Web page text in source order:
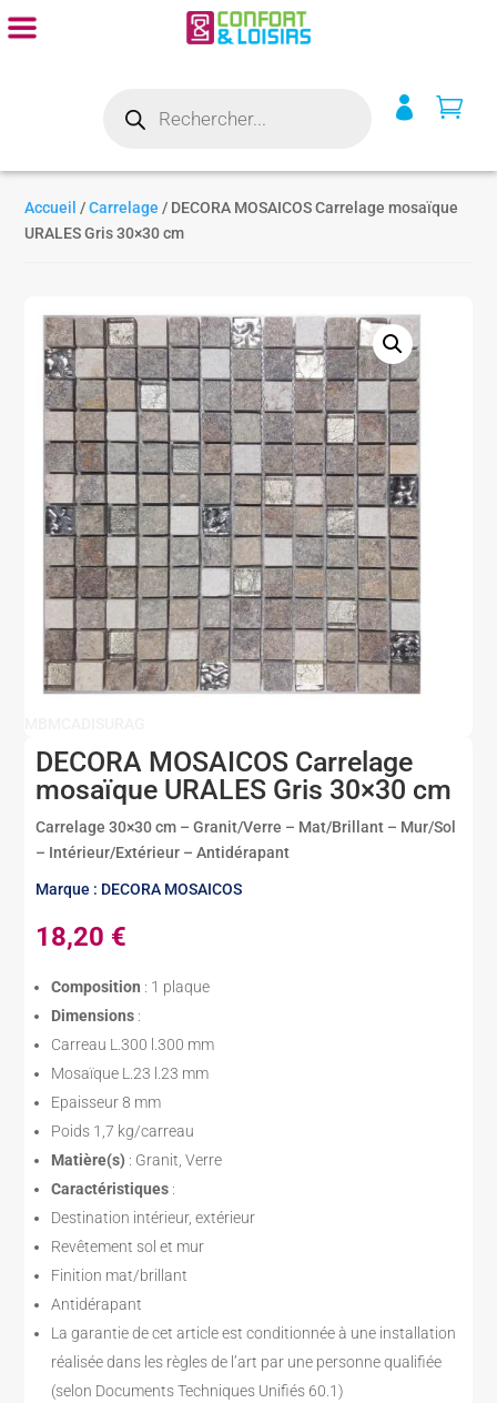
produits
 
Accueil /Carrelage / DECORA MOSAICOS Carrelage mosaïque
URALES Gris 30×30 cm
DECORA MOSAICOS Carrelage
mosaïque URALES Gris 30×30 cm
Carrelage 30×30 cm – Granit/Verre – Mat/Brillant – Mur/Sol
– Intérieur/Extérieur – Antidérapant
Marque : DECORA MOSAICOS
18,20 €
Composition : 1 plaque
Dimensions :
Carreau L.300 l.300 mm
Mosaïque L.23 l.23 mm
Epaisseur 8 mm
Poids 1,7 kg/carreau
Matière(s) : Granit, Verre
Caractéristiques :
Destination intérieur, extérieur
Revêtement sol et mur
Finition mat/brillant
Antidérapant
La garantie de cet article est conditionnée à une installation
réalisée dans les règles de l’art par une personne qualifiée
(selon Documents Techniques Unifiés 60.1)